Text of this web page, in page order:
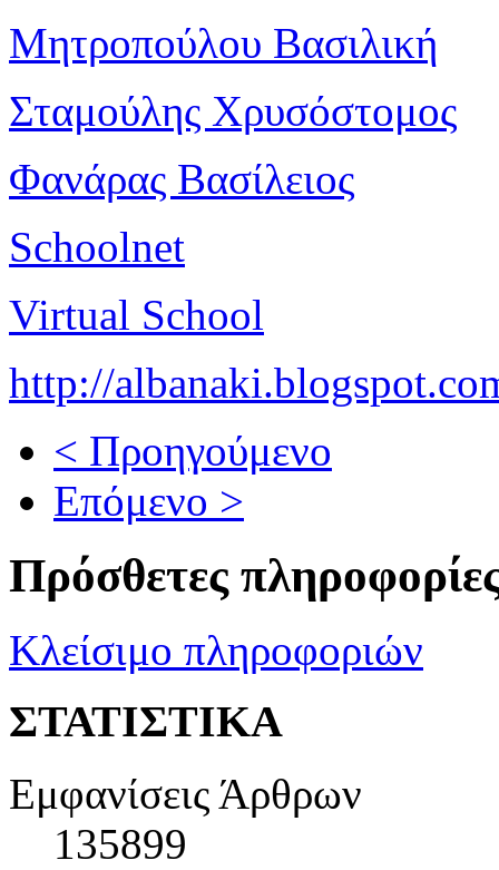
Μητροπούλου Βασιλική
Σταμούλης Χρυσόστομος
Φανάρας Βασίλειος
Schoolnet
Virtual School
http://
< Προηγούμενο
Επόμενο >
Πρόσθετες
Κλείσιμο πληροφοριών
ΣΤΑΤΙΣΤΙΚΑ
Εμφανίσεις Άρθρων
135899